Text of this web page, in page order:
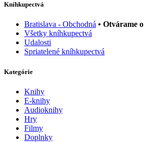
Kníhkupectvá
Bratislava - Obchodná • Otvárame o
Všetky kníhkupectvá
Udalosti
Spriatelené kníhkupectvá
Kategórie
Knihy
E-knihy
Audioknihy
Hry
Filmy
Doplnky